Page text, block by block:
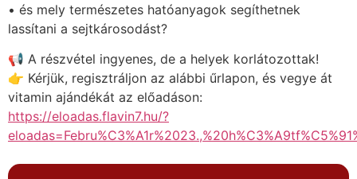
• és mely természetes hatóanyagok segíthetnek
lassítani a sejtkárosodást?
📢 A részvétel ingyenes, de a helyek korlátozottak!
👉 Kérjük, regisztráljon az alábbi űrlapon, és vegye át
vitamin ajándékát az előadáson:
https://eloadas.flavin7.hu/?